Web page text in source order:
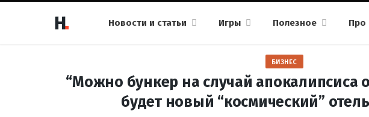
Новости и статьи Игры Полезное Про
БИЗНЕС
“Можно бункер на случай апокалипсиса
будет новый “космический”